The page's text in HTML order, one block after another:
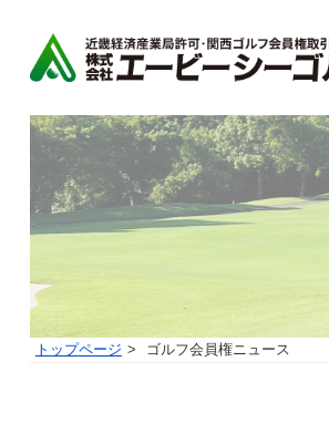
トップページ ゴルフ会員権ニュース